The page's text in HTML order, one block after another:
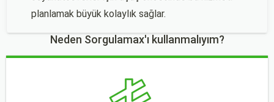
planlamak büyük kolaylık sağlar.
Neden Sorgulamax'ı kullanmalıyım?